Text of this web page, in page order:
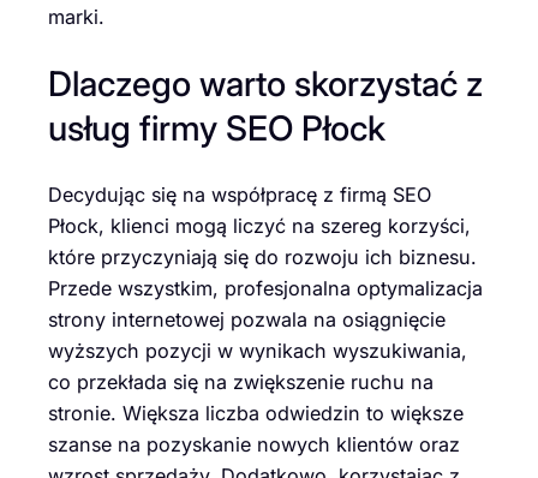
marki.
Dlaczego warto skorzystać z
usług firmy SEO Płock
Decydując się na współpracę z firmą SEO
Płock, klienci mogą liczyć na szereg korzyści,
które przyczyniają się do rozwoju ich biznesu.
Przede wszystkim, profesjonalna optymalizacja
strony internetowej pozwala na osiągnięcie
wyższych pozycji w wynikach wyszukiwania,
co przekłada się na zwiększenie ruchu na
stronie. Większa liczba odwiedzin to większe
szanse na pozyskanie nowych klientów oraz